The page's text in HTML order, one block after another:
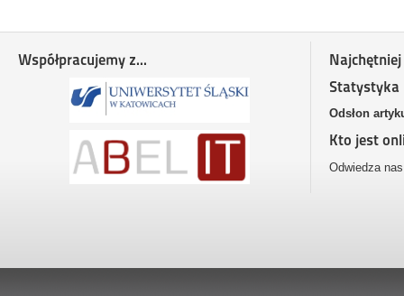
Współpracujemy z...
Statystyka
Odsłon
Kto jest
Odwiedza